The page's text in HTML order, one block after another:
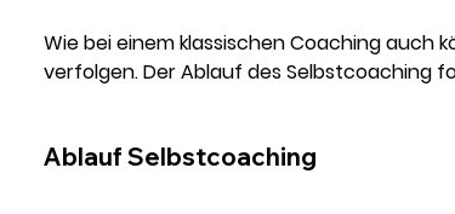
Wie bei einem klassischen Coaching auch
verfolgen. Der Ablauf des Selbstcoaching
Ablauf Selbstcoaching